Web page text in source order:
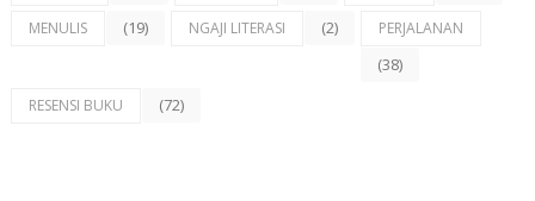
MENULIS (19) NGAJI LITERASI (2) PERJALANAN
(38)
RESENSI BUKU (72)